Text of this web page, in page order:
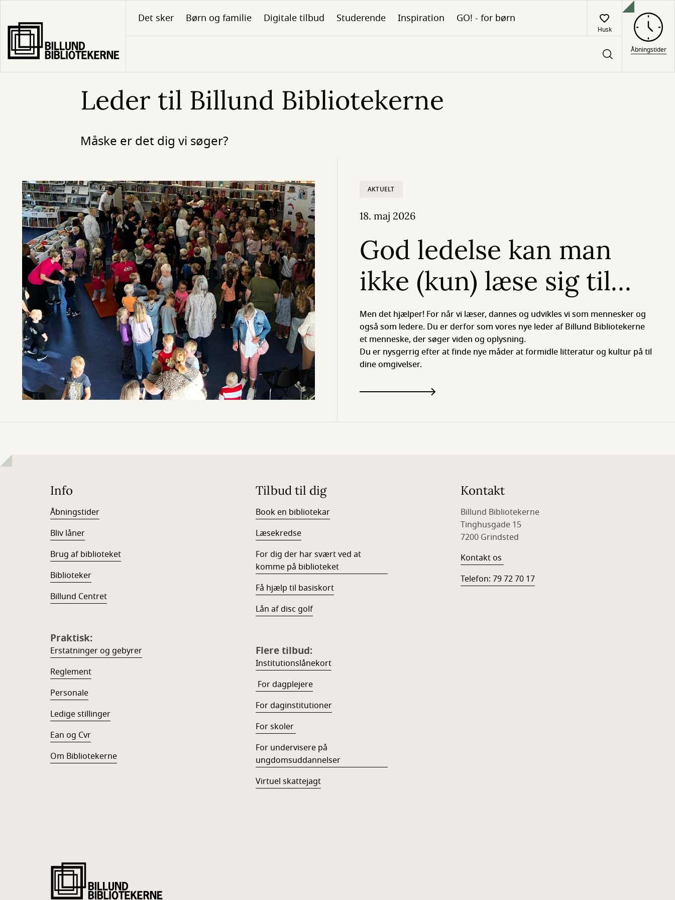
hovedindhold
Det sker Børn og familie Digitale tilbud Studerende Inspiration GO! - for børn
Husk
Åbningstider
Leder til Billund Bibliotekerne
Måske er det dig vi søger?
AKTUELT
18. maj 2026
God ledelse kan man
ikke (kun) læse sig til…
Men det hjælper! For når vi læser, dannes og udvikles vi som mennesker og
også som ledere. Du er derfor som vores nye leder af Billund Bibliotekerne
et menneske, der søger viden og oplysning.
Du er nysgerrig efter at finde nye måder at formidle litteratur og kultur på til
dine omgivelser.
Info
Åbningstider
Bliv låner
Brug af biblioteket
Biblioteker
Billund Centret
Praktisk:
Erstatninger og gebyrer
Reglement
Personale
Ledige stillinger
Ean og Cvr
Om Bibliotekerne
Tilbud til dig
Book en bibliotekar
Læsekredse
For dig der har svært ved at
komme på biblioteket
Få hjælp til basiskort
Lån af disc golf
Flere tilbud:
Institutionslånekort
For dagplejere
For daginstitutioner
For skoler
For undervisere på
ungdomsuddannelser
Virtuel skattejagt
Kontakt
Billund Bibliotekerne
Tinghusgade 15
7200 Grindsted
Kontakt os
Telefon: 79 72 70 17